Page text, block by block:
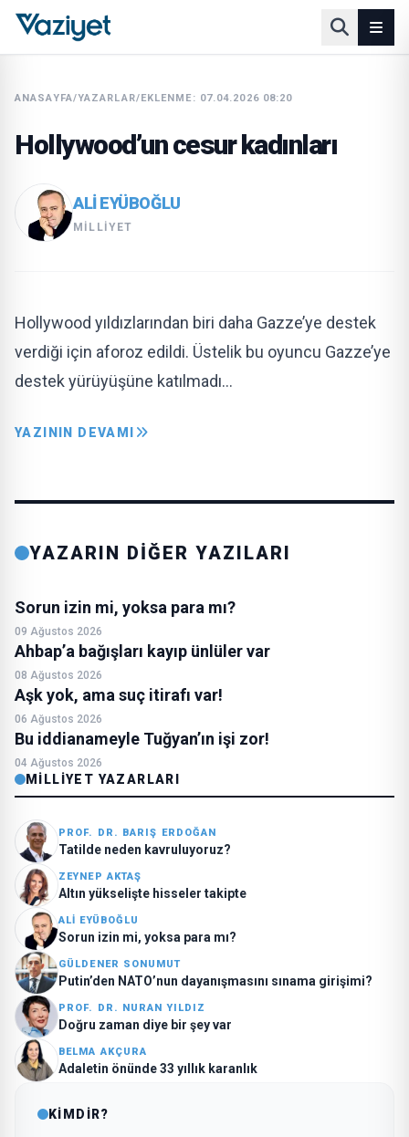
ANASAYFA/YAZARLAR/EKLENME: 07.04.2026 08:20
Hollywood’un cesur kadınları
ALI EYÜBOĞLU
MILLIYET
Hollywood yıldızlarından biri daha Gazze’ye destek
verdiği için aforoz edildi. Üstelik bu oyuncu Gazze’ye
destek yürüyüşüne katılmadı…
YAZININ DEVAMI
YAZARIN DİĞER YAZILARI
Sorun izin mi, yoksa para mı?
09 Ağustos 2026
Ahbap’a bağışları kayıp ünlüler var
08 Ağustos 2026
Aşk yok, ama suç itirafı var!
06 Ağustos 2026
Bu iddianameyle Tuğyan’ın işi zor!
04 Ağustos 2026
MILLIYET YAZARLARI
PROF. DR. BARIŞ ERDOĞAN
Tatilde neden kavruluyoruz?
ZEYNEP AKTAŞ
Altın yükselişte hisseler takipte
ALI EYÜBOĞLU
Sorun izin mi, yoksa para mı?
GÜLDENER SONUMUT
Putin’den NATO’nun dayanışmasını sınama girişimi?
PROF. DR. NURAN YILDIZ
Doğru zaman diye bir şey var
BELMA AKÇURA
Adaletin önünde 33 yıllık karanlık
KİMDİR?